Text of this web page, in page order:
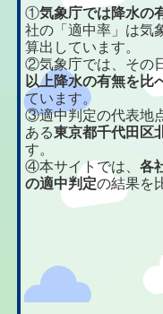
①気象庁では降水の
社の「適中率」は気
算出しています。
②気象庁では、その
以上降水の有無を比
ています。
③適中判定の代表地
ある東京都千代田区
す。
④本サイトでは、各
の適中判定の結果を